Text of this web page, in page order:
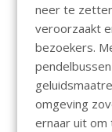
neer te
veroorzaakt
bezoekers.
omgeving
ernaar uit